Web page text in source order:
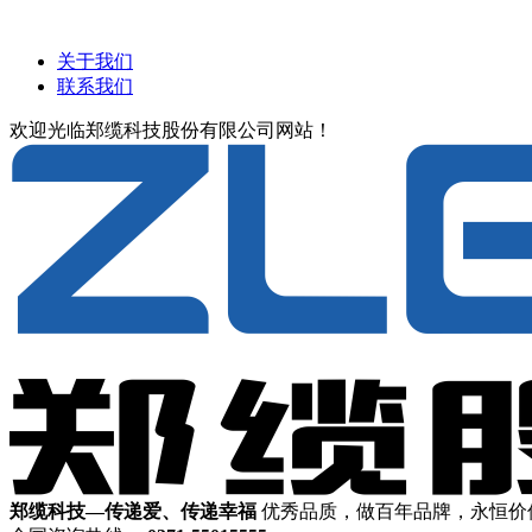
关于我们
联系我们
欢迎光临郑缆科技股份有限公司网站！
郑缆科技—传递爱、传递幸福 优秀品质，做百年品牌，永恒价